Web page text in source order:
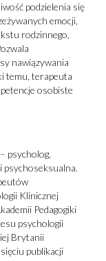
podzielenia się
emocji,
rodzinnego,
nawiązywania
temu, terapeuta
osobiste
psycholog,
Klinicznej
Pedagogiki
psychologii
Brytanii
publikacji